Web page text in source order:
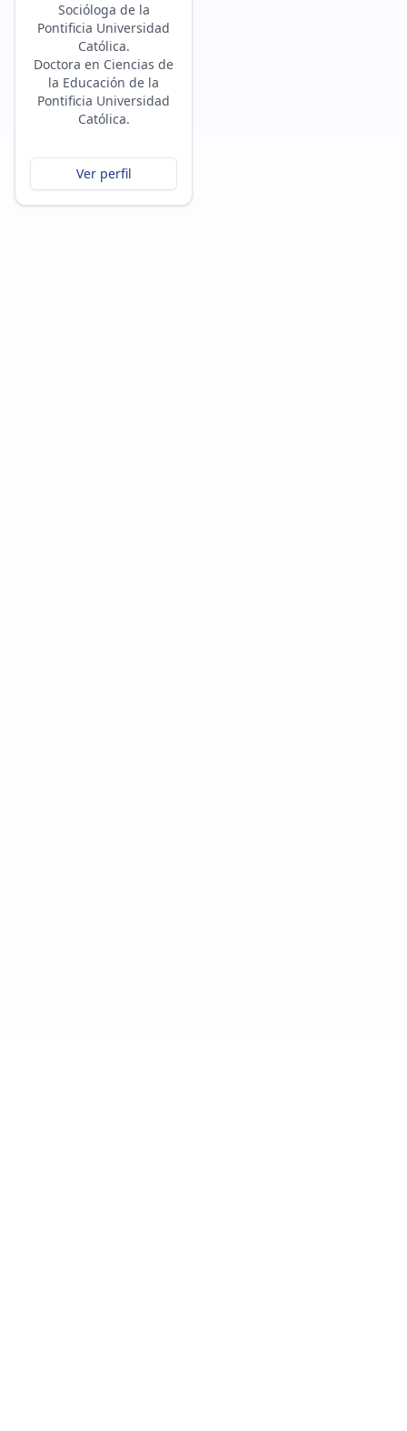
Socióloga de la
Pontificia Universidad
Católica.
Doctora en Ciencias de
la Educación de la
Pontificia Universidad
Católica.
Ver perfil